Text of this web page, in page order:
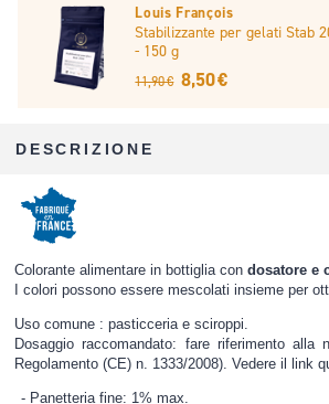
Louis François
Stabilizzante per gelati Stab
- 150 g
11,90 € 8,50 €
DESCRIZIONE
Colorante alimentare in bottiglia condosatore e
I colori possono essere mescolati insieme per
Uso comune : pasticceria e sciroppi.
Dosaggio raccomandato: fare riferimento alla
Regolamento (CE) n. 1333/2008). Vedere il link
Panetteria fine: 1% max.